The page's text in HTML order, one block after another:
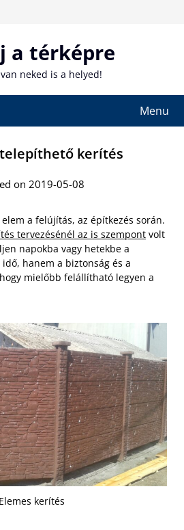
a térképre
neked is a helyed!
Menu
kerítés
on 2019-05-08
a felújítás, az építkezés során.
tervezésénél az is szempont volt
napokba vagy hetekbe a
hanem a biztonság és a
mielőbb felállítható legyen a
Elemes kerítés